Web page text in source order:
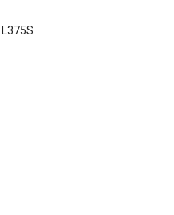
L375S